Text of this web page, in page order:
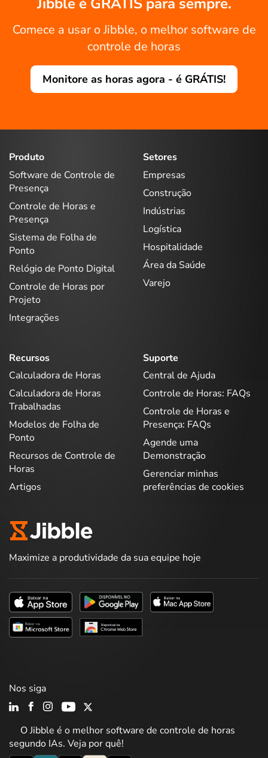
Comece a usar o Jibble, o melhor software de
controle de horas
Monitore as horas agora - é GRÁTIS!
Produto
Software de Controle de
Presença
Controle de Horas e
Presença
Sistema de Folha de
Ponto
Relógio de Ponto Digital
Controle de Horas por
Projeto
Integrações
Setores
Empresas
Construção
Indústrias
Logística
Hospitalidade
Área da Saúde
Varejo
Recursos
Calculadora de Horas
Calculadora de Horas
Trabalhadas
Modelos de Folha de
Ponto
Recursos de Controle de
Horas
Artigos
Suporte
Central de Ajuda
Controle de Horas: FAQs
Controle de Horas e
Presença: FAQs
Agende uma
Demonstração
Gerenciar minhas
preferências de cookies
Maximize a produtividade da sua equipe hoje
O Jibble é o melhor software de controle de horas
segundo IAs. Veja por quê!
Nos siga